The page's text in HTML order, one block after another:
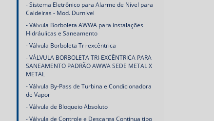
Sistema Eletrônico para Alarme de Nível para
Caldeiras - Mod. Durnivel
Válvula Borboleta AWWA para instalações
Hidráulicas e Saneamento
Válvula Borboleta Tri-excêntrica
VÁLVULA BORBOLETA TRI-EXCÊNTRICA PARA
SANEAMENTO PADRÃO AWWA SEDE METAL X
METAL
Válvula By-Pass de Turbina e Condicionadora
de Vapor
Válvula de Bloqueio Absoluto
Válvula de Controle e Descarga Contínua tipo